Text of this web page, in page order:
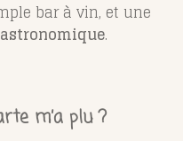
bar à vin, et une
.
m’a plu ?